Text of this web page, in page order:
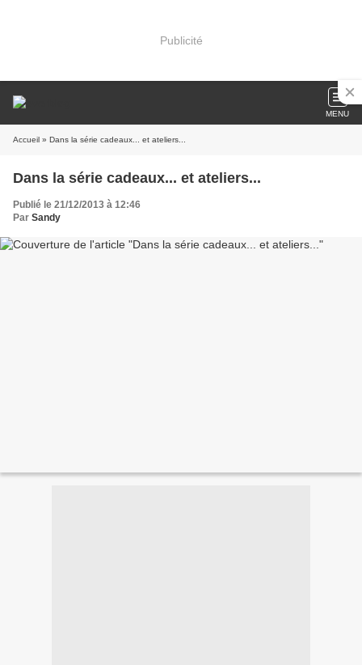
Publicité
MENU
Accueil » Dans la série cadeaux... et ateliers...
Dans la série cadeaux... et ateliers...
Publié le 21/12/2013 à 12:46
Par Sandy